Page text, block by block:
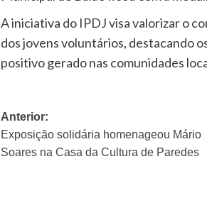
A iniciativa do IPDJ visa valorizar o
dos jovens voluntários, destacando
positivo gerado nas comunidades
Navegação
de
Anterior:
Exposição solidária homenageou Mário
Soares na Casa da Cultura de Paredes